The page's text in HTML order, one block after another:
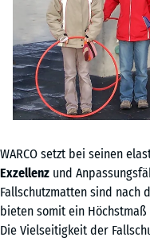
WARCO setzt bei seinen
Exzellenz und
Fallschutzmatten sind nach
bieten somit ein Höchstmaß
Die Vielseitigkeit der